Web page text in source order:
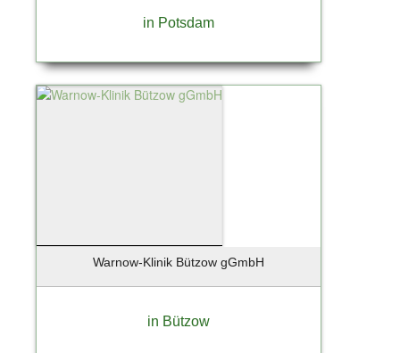
in Potsdam
Warnow-Klinik Bützow gGmbH
in Bützow